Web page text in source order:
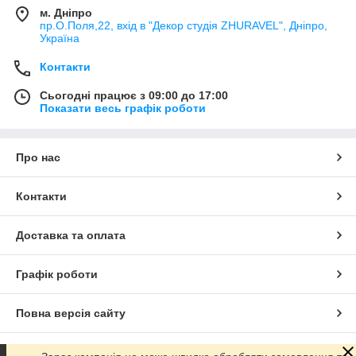
м. Дніпро
пр.О.Поля,22, вхід в "Декор студія ZHURAVEL", Дніпро,
Україна
Контакти
Сьогодні працює з 09:00 до 17:00
Показати весь графік роботи
Про нас
Контакти
Доставка та оплата
Графік роботи
Повна версія сайту
Сайт створено на маркетплейсі Prom.ua